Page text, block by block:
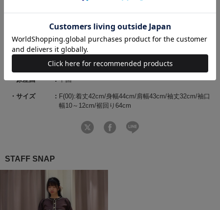
ブランド WILLSELECTION（ウィルセレクション）
素材
ポリエステル51％ レーヨン34％ ナイロン13%
ポリウレタン2％
原産国 中国
サイズ
F(00):着丈42cm/身幅44cm/肩幅43cm/袖丈32cm/袖口
幅10～12cm/裾回り64cm
STAFF SNAP